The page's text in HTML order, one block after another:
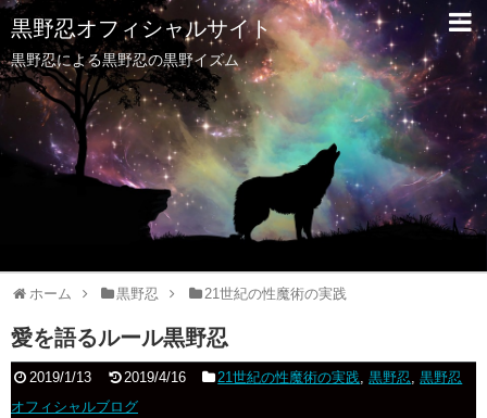
黒野忍オフィシャルサイト
黒野忍による黒野忍の黒野イズム
ホーム 黒野忍 21世紀の性魔術の実践
愛を語るルール黒野忍
2019/1/13 2019/4/16 21世紀の性魔術の実践,黒野忍,黒野忍
オフィシャルブログ